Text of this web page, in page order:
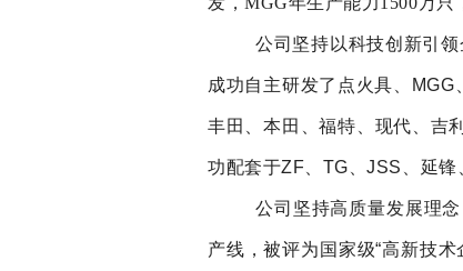
公司坚持 以科技创新引
成功自主研发了 点火具、 MGG
丰田、本田、福特、现代、吉
功配套于ZF、TG、JSS、延锋
公司坚持高质量发展理
产线，被评为国家级“高新技